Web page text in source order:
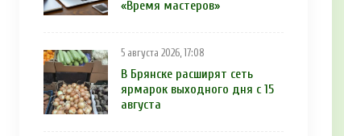
«Время мастеров»
5 августа 2026, 17:08
В Брянске расширят сеть
ярмарок выходного дня с 15
августа